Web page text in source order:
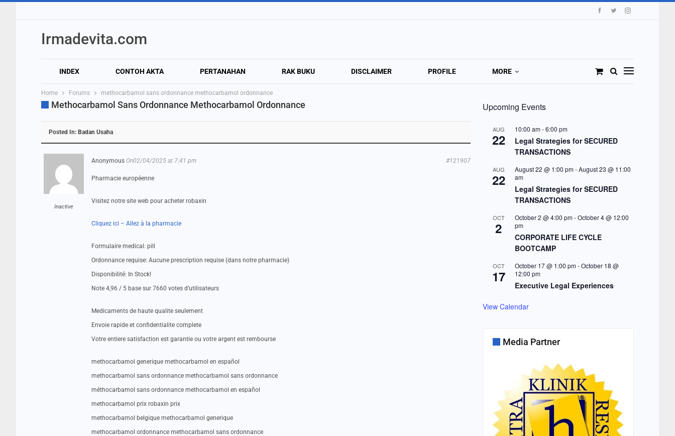
Irmadevita.com
INDEX CONTOH AKTA PERTANAHAN RAK BUKU DISCLAIMER PROFILE MORE
Home Forums methocarbamol sans ordonnance methocarbamol ordonnance
Methocarbamol Sans Ordonnance Methocarbamol Ordonnance
Posted In: Badan Usaha
Inactive
Anonymous On02/04/2025 at 7:41 pm #121907
Pharmacie européenne
Visitez notre site web pour acheter robaxin
Cliquez ici – Allez à la pharmacie
Formulaire medical: pill
Ordonnance requise: Aucune prescription requise (dans notre pharmacie)
Disponibilité: In Stock!
Note 4,96 / 5 base sur 7660 votes d’utilisateurs
Medicaments de haute qualite seulement
Envoie rapide et confidentialite complete
Votre entiere satisfaction est garantie ou votre argent est rembourse
methocarbamol generique methocarbamol en español
methocarbamol sans ordonnance methocarbamol sans ordonnance
méthocarbamol sans ordonnance methocarbamol en español
methocarbamol prix robaxin prix
methocarbamol belgique methocarbamol generique
methocarbamol ordonnance methocarbamol sans ordonnance
Upcoming Events
AUG
22
10:00 am-6:00 pm
Legal Strategies for SECURED
TRANSACTIONS
AUG
22
August 22 @ 1:00 pm-August 23 @ 11:00
am
Legal Strategies for SECURED
TRANSACTIONS
OCT
2
October 2 @ 4:00 pm-October 4 @ 12:00
pm
CORPORATE LIFE CYCLE
BOOTCAMP
OCT
17
October 17 @ 1:00 pm-October 18 @
12:00 pm
Executive Legal Experiences
View Calendar
Media Partner